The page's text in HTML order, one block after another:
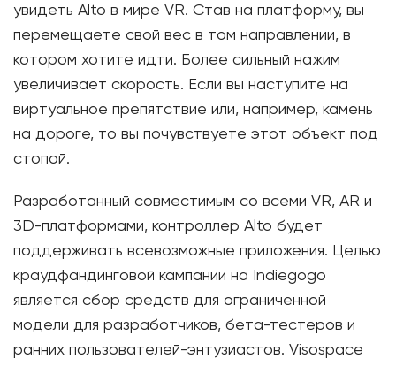
увидеть Alto в мире VR. Став на платформу, вы
перемещаете свой вес в том направлении, в
котором хотите идти. Более сильный нажим
увеличивает скорость. Если вы наступите на
виртуальное препятствие или, например, камень
на дороге, то вы почувствуете этот объект под
стопой.
Разработанный совместимым со всеми VR, AR и
3D-платформами, контроллер Alto будет
поддерживать всевозможные приложения. Целью
краудфандинговой кампании на Indiegogo
является сбор средств для ограниченной
модели для разработчиков, бета-тестеров и
ранних пользователей-энтузиастов. Visospace